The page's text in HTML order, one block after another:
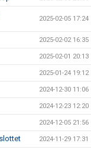
2025-02-05 17:24
2025-02-02 16:35
2025-02-01 20:13
2025-01-24 19:12
2024-12-30 11:06
2024-12-23 12:20
2024-12-05 21:56
2024-11-29 17:31